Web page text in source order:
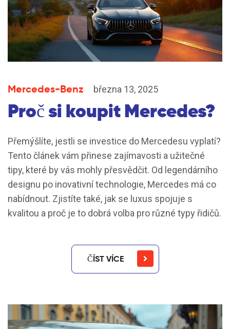
Mercedes-Benz března 13, 2025
Proč si koupit Mercedes?
Přemýšlíte, jestli se investice do Mercedesu vyplatí?
Tento článek vám přinese zajímavosti a užitečné
tipy, které by vás mohly přesvědčit. Od legendárního
designu po inovativní technologie, Mercedes má co
nabídnout. Zjistíte také, jak se luxus spojuje s
kvalitou a proč je to dobrá volba pro různé typy řidičů.
ČÍST VÍCE